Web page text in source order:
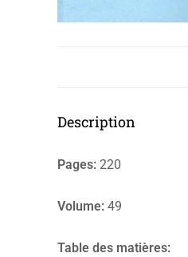
Description
Pages: 220
Volume: 49
Table des matières: